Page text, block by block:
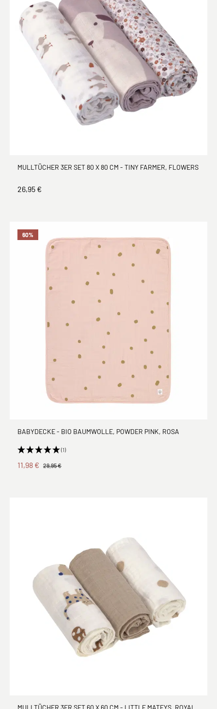
MULLTÜCHER 3ER SET 80 X 80 CM - TINY FARMER, FLOWERS
26,95 €
60%
BABYDECKE - BIO BAUMWOLLE, POWDER PINK, ROSA
(1)
11,98 € 29,95 €
MULLTÜCHER 3ER SET 60 X 60 CM - LITTLE MATEYS, ROYAL